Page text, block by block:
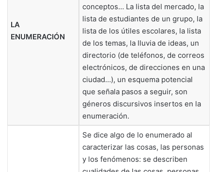
LA
ENUMERACIÓN
conceptos… La lista del mercado, la
lista de estudiantes de un grupo, la
lista de los útiles escolares, la lista
de los temas, la lluvia de ideas, un
directorio (de teléfonos, de correos
electrónicos, de direcciones en una
ciudad…), un esquema potencial
que señala pasos a seguir, son
géneros discursivos insertos en la
enumeración.
Se dice algo de lo enumerado al
caracterizar las cosas, las personas
y los fenómenos: se describen